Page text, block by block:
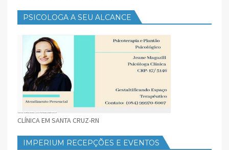
PSICOLOGA A SEU ALCANCE
CLÍNICA EM SANTA CRUZ-RN
IMPERIUM RECEPÇÕES E EVENTOS